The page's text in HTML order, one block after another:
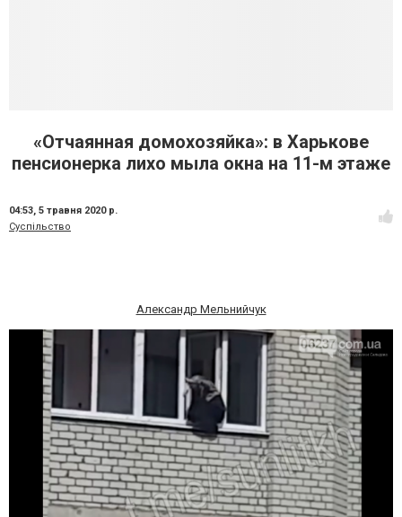
«Отчаянная домохозяйка»: в Харькове
пенсионерка лихо мыла окна на 11-м этаже
04:53, 5 травня 2020 р.
Суспільство
Александр Мельнийчук